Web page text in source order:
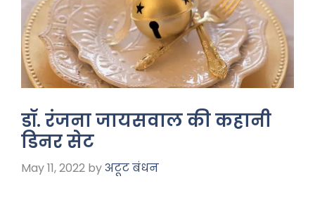
डॉ. रंजना जायसवाल की कहानी
डिनर सेट
May 11, 2022 byअटूट बंधन